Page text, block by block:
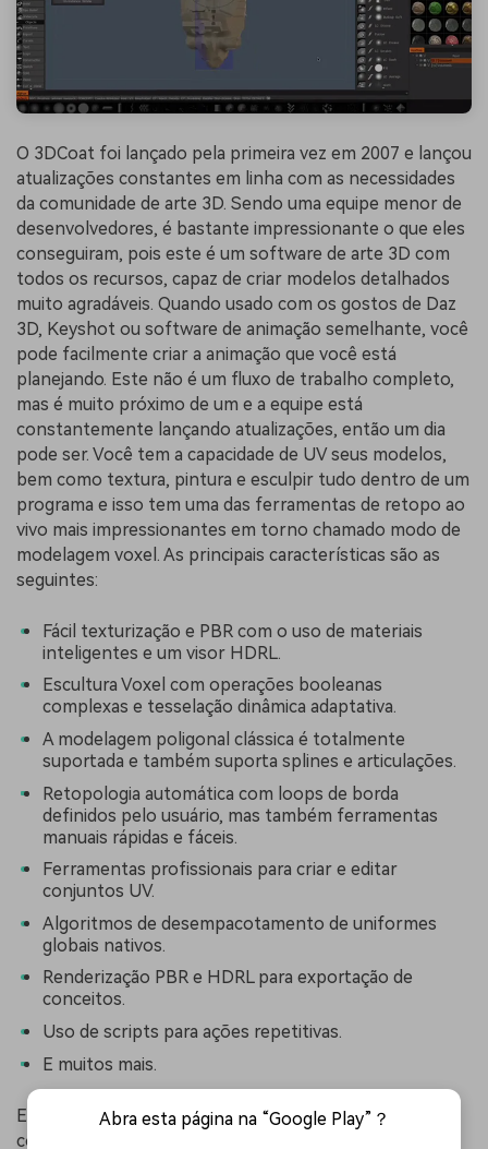
O 3DCoat foi lançado pela primeira vez em 2007 e lançou
atualizações constantes em linha com as necessidades
da comunidade de arte 3D. Sendo uma equipe menor de
desenvolvedores, é bastante impressionante o que eles
conseguiram, pois este é um software de arte 3D com
todos os recursos, capaz de criar modelos detalhados
muito agradáveis. Quando usado com os gostos de Daz
3D, Keyshot ou software de animação semelhante, você
pode facilmente criar a animação que você está
planejando. Este não é um fluxo de trabalho completo,
mas é muito próximo de um e a equipe está
constantemente lançando atualizações, então um dia
pode ser. Você tem a capacidade de UV seus modelos,
bem como textura, pintura e esculpir tudo dentro de um
programa e isso tem uma das ferramentas de retopo ao
vivo mais impressionantes em torno chamado modo de
modelagem voxel. As principais características são as
seguintes:
Fácil texturização e PBR com o uso de materiais
inteligentes e um visor HDRL.
Escultura Voxel com operações booleanas
complexas e tesselação dinâmica adaptativa.
A modelagem poligonal clássica é totalmente
suportada e também suporta splines e articulações.
Retopologia automática com loops de borda
definidos pelo usuário, mas também ferramentas
manuais rápidas e fáceis.
Ferramentas profissionais para criar e editar
conjuntos UV.
Algoritmos de desempacotamento de uniformes
globais nativos.
Renderização PBR e HDRL para exportação de
conceitos.
Uso de scripts para ações repetitivas.
E muitos mais.
Este é um software pago, mas com muitas opções para
comprar, bem como período de aprendizado ilimitado
Abra esta página na “Google Play”？